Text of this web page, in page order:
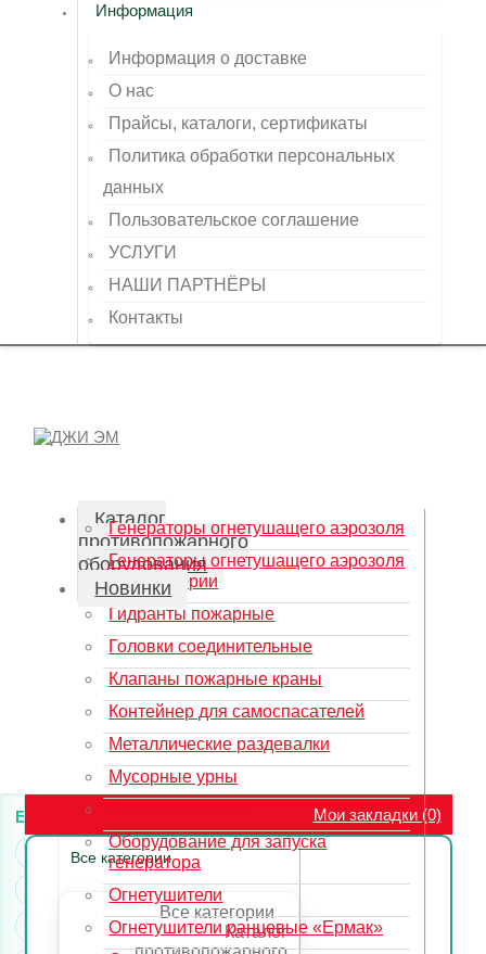
Информация
Информация о доставке
О нас
Прайсы, каталоги, сертификаты
Политика обработки персональных
данных
Пользовательское соглашение
УСЛУГИ
НАШИ ПАРТНЁРЫ
Контакты
Каталог
противопожарного
оборудования
Генераторы огнетушащего аэрозоля
Генераторы огнетушащего аэрозоля
АГС 12 серии
Гидранты пожарные
Головки соединительные
Клапаны пожарные краны
Контейнер для самоспасателей
Металлические раздевалки
Мусорные урны
Оборудование для запуска
генератора
Огнетушители
Огнетушители ранцевые «Ермак»
Новинки
Мои закладки (0)
Все категории
Все категории
Каталог
Бренды:
FACHMANN
LEDE